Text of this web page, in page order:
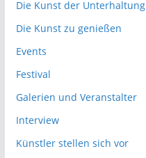
Die Kunst der Unterhaltung
Die Kunst zu genießen
Events
Festival
Galerien und Veranstalter
Interview
Künstler stellen sich vor